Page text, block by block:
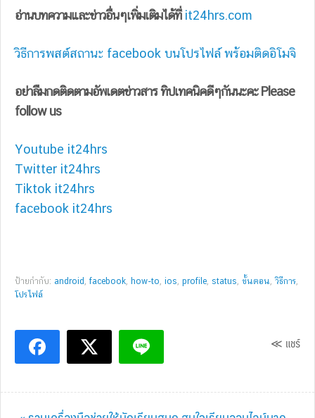
อ่านบทความและข่าวอื่นๆเพิ่มเติมได้ที่ it24hrs.com
วิธีการพสต์สถานะ facebook บนโปรไฟล์ พร้อมติดอิโมจิ
อย่าลืมกดติดตามอัพเดตข่าวสาร ทิปเทคนิคดีๆกันนะคะ Please
follow us
Youtube it24hrs
Twitter it24hrs
Tiktok it24hrs
facebook it24hrs
ป้ายกำกับ: android ,facebook how-to ios profile status ขั้นตอน ,วิธีการ
โปรไฟล์
≪ แชร์